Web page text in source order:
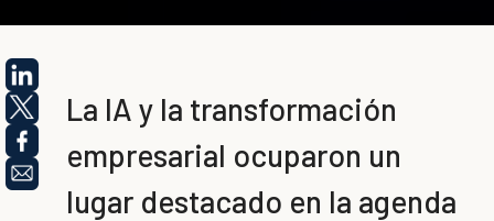
La IA y la transformación
empresarial ocuparon un
lugar destacado en la agenda